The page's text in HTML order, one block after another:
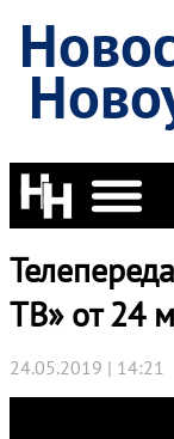
ТВ» от 24
24.05.2019 | 14:21